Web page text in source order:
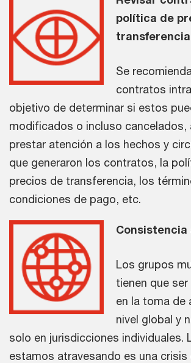
política de
transferencia
Se
contratos
objetivo de determinar si estos
modificados o incluso cancelados,
prestar atención a los hechos y
que generaron los contratos, la
precios de transferencia, los
condiciones de pago, etc.
Consistencia
Los grupos
tienen que
en la toma de
nivel global y
solo en jurisdicciones individuales.
estamos atravesando es una crisis